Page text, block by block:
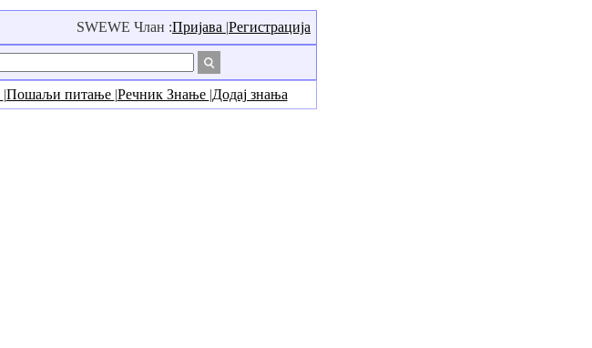
SWEWE Члан :Пријава |Регистрација
|Пошаљи питање |Речник Знање |Додај знања